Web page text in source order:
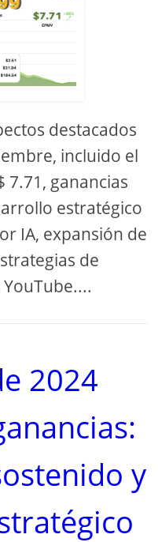
destacados
incluido el
7.71, ganancias
estratégico
IA, expansión de
de
2024
y